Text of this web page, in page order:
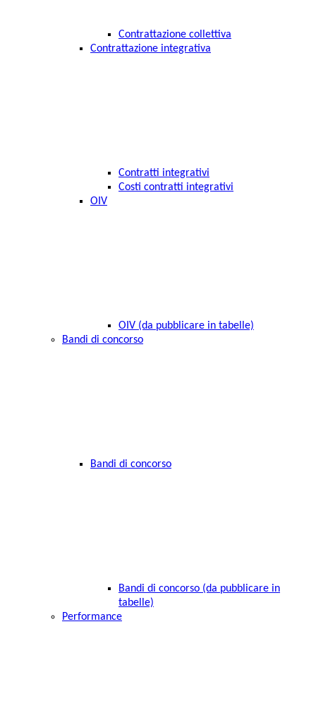
Contrattazione collettiva
Contrattazione integrativa
Contratti integrativi
Costi contratti integrativi
OIV
OIV (da pubblicare in tabelle)
Bandi di concorso
Bandi di concorso
Bandi di concorso (da pubblicare in
tabelle)
Performance